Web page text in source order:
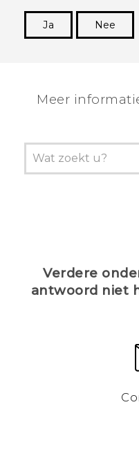
Ja
Nee
Meer
Verdere
antwoord niet